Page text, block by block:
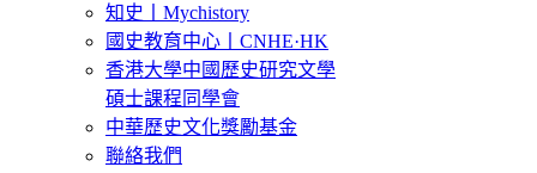
知史丨Mychistory
國史教育中心丨CNHE·HK
香港大學中國歷史研究文學
碩士課程同學會
中華歷史文化獎勵基金
聯絡我們